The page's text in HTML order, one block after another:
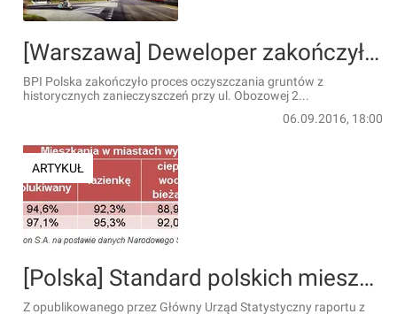
[Warszawa] Deweloper zakończył proces oczyszczania gruntów na warszawskiej Woli
BPI Polska zakończyło proces oczyszczania gruntów z
historycznych zanieczyszczeń przy ul. Obozowej 2...
06.09.2016, 18:00
ARTYKUŁ
[Polska] Standard polskich mieszkań pozostawia wiele do życzenia
Z opublikowanego przez Główny Urząd Statystyczny raportu z